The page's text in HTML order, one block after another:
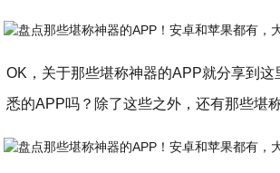
OK，关于那些堪称神器的APP就分享到这
悉的APP吗？除了这些之外，还有那些堪